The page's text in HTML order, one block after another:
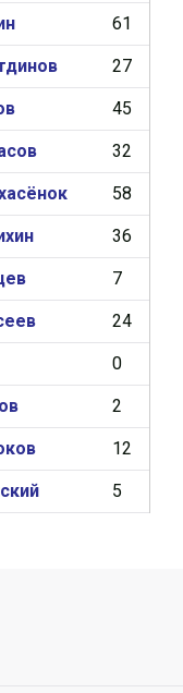
61
27
45
32
58
36
7
24
0
2
12
5